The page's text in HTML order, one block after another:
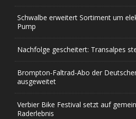
Schwalbe erweitert Sortiment um
Pump
Nachfolge gescheitert: Transalpes
Brompton-Faltrad-Abo der
ausgeweitet
Verbier Bike Festival setzt auf
Raderlebnis